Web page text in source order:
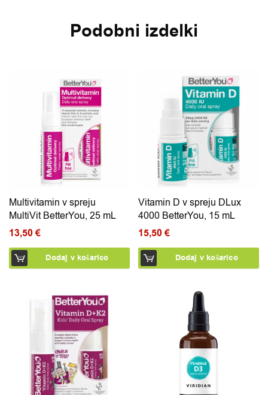
Podobni izdelki
Multivitamin v spreju
MultiVit BetterYou, 25 mL
13,50€
Dodaj v košarico
Vitamin D v spreju DLux
4000 BetterYou, 15 mL
15,50€
Dodaj v košarico